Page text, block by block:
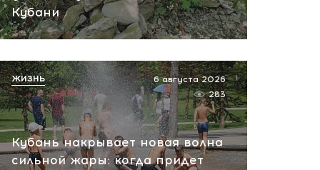
НАТО планирует и
России! Сенсационное
заявление хакеров
вчера, 10:07
Кубани
Кубань накрывает новая волна
сильной жары: когда придет
6 августа 2026
283
ЖИЗНЬ